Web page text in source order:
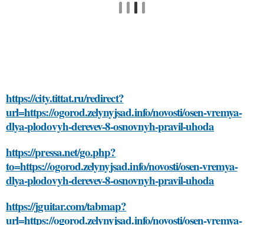
https://city.tittat.ru/redirect?
url=https://ogorod.zelynyjsad.info/novosti/osen-vremya-
dlya-plodovyh-derevev-8-osnovnyh-pravil-uhoda
https://pressa.net/go.php?
to=https://ogorod.zelynyjsad.info/novosti/osen-vremya-
dlya-plodovyh-derevev-8-osnovnyh-pravil-uhoda
https://jguitar.com/tabmap?
url=https://ogorod.zelynyjsad.info/novosti/osen-vremya-